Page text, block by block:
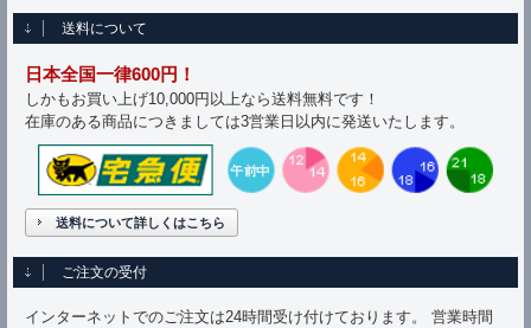
送料について
日本全国一律600円！
しかもお買い上げ10,000円以上なら送料無料です！
在庫のある商品につきましては3営業日以内に発送いたします。
送料について詳しくはこちら
ご注文の受付
インターネットでのご注文は24時間受け付けております。 営業時間